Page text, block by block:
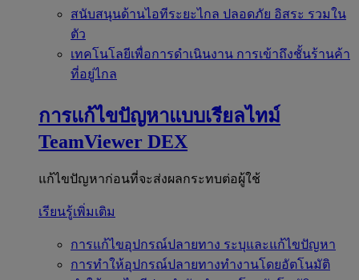
สนับสนุนด้านไอทีระยะไกล ปลอดภัย อิสระ รวมใน
ตัว
เทคโนโลยีเพื่อการดำเนินงาน การเข้าถึงชั้นร้านค้า
ที่อยู่ไกล
การแก้ไขปัญหาแบบเรียลไทม์
TeamViewer DEX
แก้ไขปัญหาก่อนที่จะส่งผลกระทบต่อผู้ใช้
เรียนรู้เพิ่มเติม
การแก้ไขอุปกรณ์ปลายทาง ระบุและแก้ไขปัญหา
การทำให้อุปกรณ์ปลายทางทำงานโดยอัตโนมัติ